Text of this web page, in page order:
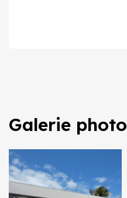
Galerie photo